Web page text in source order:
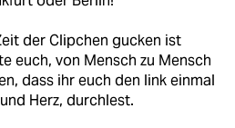
der Clipchen gucken ist
euch, von Mensch zu Mensch
dass ihr euch den link einmal
Herz, durchlest.